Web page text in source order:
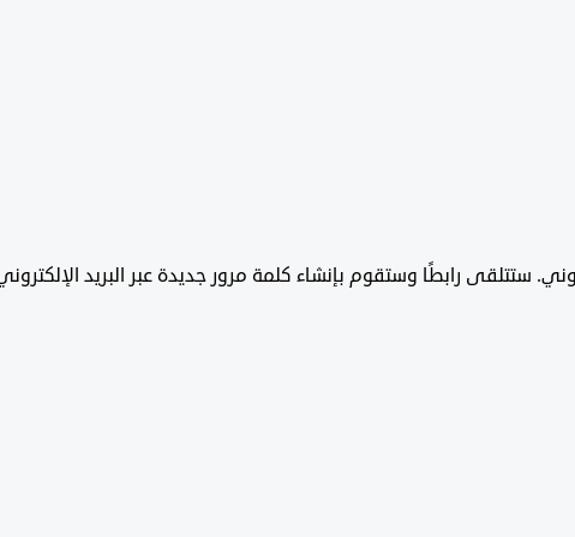
ستتلقى رابطًا وستقوم بإنشاء كلمة مرور جديدة عبر البريد